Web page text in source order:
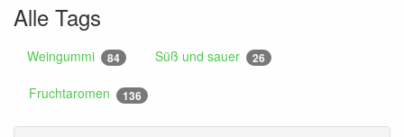
Alle Tags
Weingummi 84 Süß und sauer 26
Fruchtaromen 136